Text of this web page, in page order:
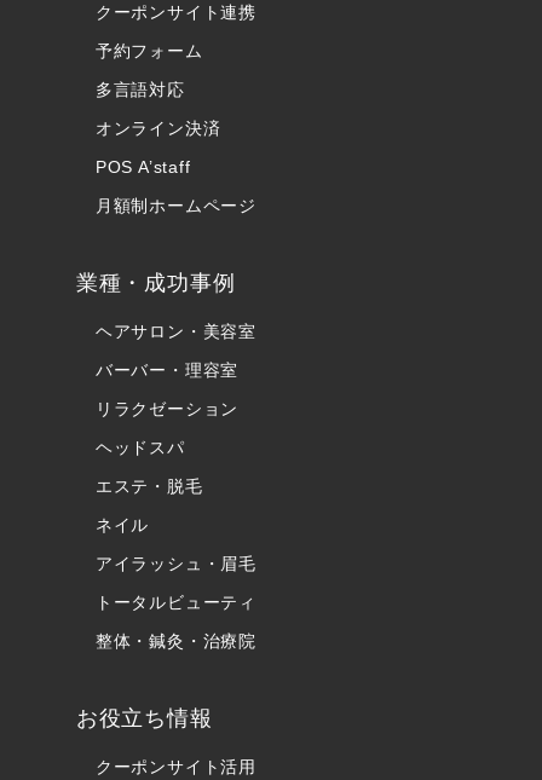
クーポンサイト連携
予約フォーム
多言語対応
オンライン決済
POS A’staff
月額制ホームページ
業種・成功事例
ヘアサロン・美容室
バーバー・理容室
リラクゼーション
ヘッドスパ
エステ・脱毛
ネイル
アイラッシュ・眉毛
トータルビューティ
整体・鍼灸・治療院
お役立ち情報
クーポンサイト活用